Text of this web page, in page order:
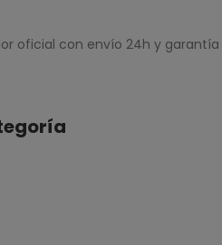
oficial con envío 24h y garantía